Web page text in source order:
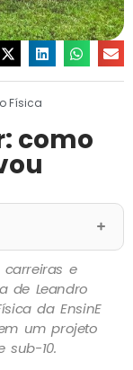
Física
como
carreiras e
de Leandro
da EnsinE
um projeto
sub-10.